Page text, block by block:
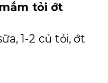
tỏi ớt
1-2 củ tỏi, ớt